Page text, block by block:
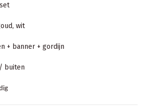
wit
+ banner + gordijn
buiten